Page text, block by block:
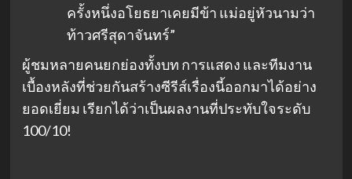
ครั้งหนึ่งอโยธยาเคยมีข้า แม่อยู่หัวนามว่า
ท้าวศรีสุดาจันทร์”
ผู้ชมหลายคนยกย่องทั้งบท การแสดง และทีมงาน
เบื้องหลังที่ช่วยกันสร้างซีรีส์เรื่องนี้ออกมาได้อย่าง
ยอดเยี่ยม เรียกได้ว่าเป็นผลงานที่ประทับใจระดับ
100/10!